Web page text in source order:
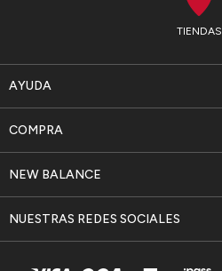
TIENDAS
AYUDA
NEW BALANCE
COMPRA
NUESTRAS REDES SOCIALES